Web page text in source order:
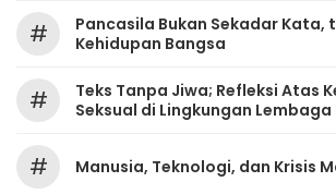
#
Pancasila Bukan Sekadar Kata,
Kehidupan Bangsa
#
Teks Tanpa Jiwa; Refleksi Atas
Seksual di Lingkungan
# Manusia, Teknologi, dan Krisis